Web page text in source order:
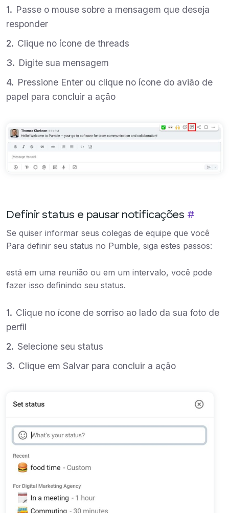
Passe o mouse sobre a mensagem que deseja
responder
Clique no ícone de threads
Digite sua mensagem
Pressione Enter ou clique no ícone do avião de
papel para concluir a ação
Definir status e pausar notificações #
Se quiser informar seus colegas de equipe que você
Para definir seu status no Pumble, siga estes passos:
está em uma reunião ou em um intervalo, você pode
fazer isso definindo seu status.
Clique no ícone de sorriso ao lado da sua foto de
perfil
Selecione seu status
Clique em Salvar para concluir a ação